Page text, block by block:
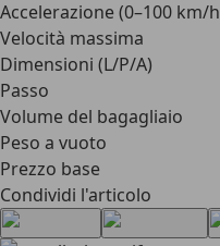
Accelerazione (0–100 km/
Velocità massima
Dimensioni (L/P/A)
Passo
Volume del bagagliaio
Peso a vuoto
Prezzo base
Condividi l'articolo